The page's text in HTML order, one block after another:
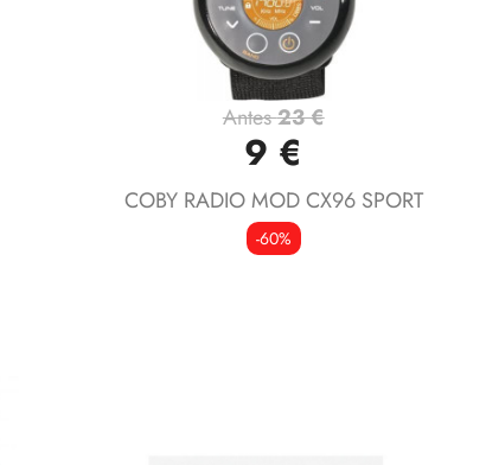
Vista rápida
Antes23 €
9 €
COBY RADIO MOD CX96 SPORT
-60%